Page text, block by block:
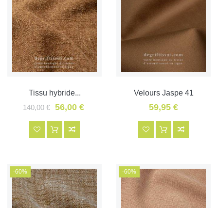
Tissu hybride...
140,00 €
56,00 €
Velours Jaspe 41
59,95 €
-60% -60%